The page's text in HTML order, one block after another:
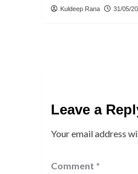
Kuldeep Rana 31/05/
Leave a
Your email address
Comment *